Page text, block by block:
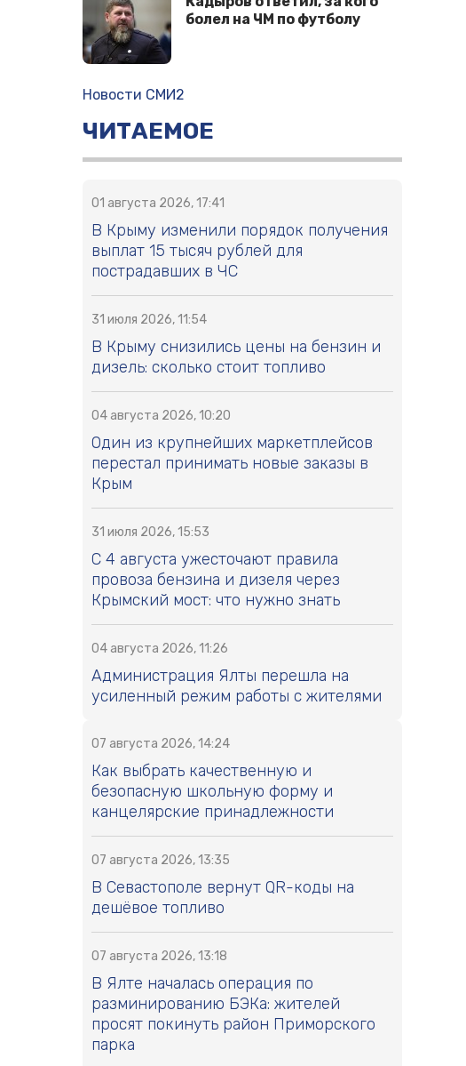
болел на ЧМ по футболу
Новости СМИ2
ЧИТАЕМОЕ
01 августа 2026, 17:41
В Крыму изменили порядок получения
выплат 15 тысяч рублей для
пострадавших в ЧС
31 июля 2026, 11:54
В Крыму снизились цены на бензин и
дизель: сколько стоит топливо
04 августа 2026, 10:20
Один из крупнейших маркетплейсов
перестал принимать новые заказы в
Крым
31 июля 2026, 15:53
С 4 августа ужесточают правила
провоза бензина и дизеля через
Крымский мост: что нужно знать
04 августа 2026, 11:26
Администрация Ялты перешла на
усиленный режим работы с жителями
07 августа 2026, 14:24
Как выбрать качественную и
безопасную школьную форму и
канцелярские принадлежности
07 августа 2026, 13:35
В Севастополе вернут QR-коды на
дешёвое топливо
07 августа 2026, 13:18
В Ялте началась операция по
разминированию БЭКа: жителей
просят покинуть район Приморского
парка